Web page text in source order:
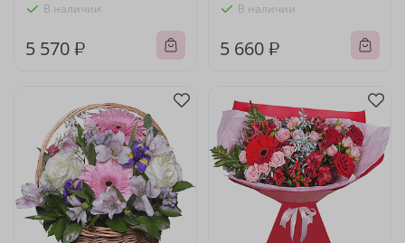
В наличии
5 570 ₽
В наличии
5 660 ₽